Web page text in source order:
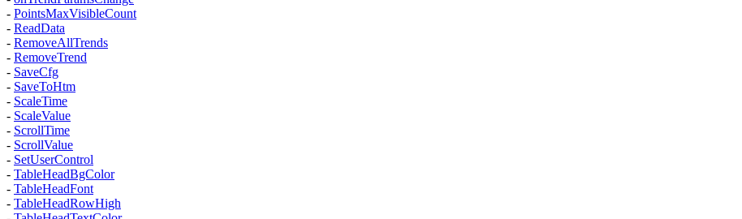
- PointsMaxVisibleCount
- ReadData
- RemoveAllTrends
- RemoveTrend
- SaveCfg
- SaveToHtm
- ScaleTime
- ScaleValue
- ScrollTime
- ScrollValue
- SetUserControl
- TableHeadBgColor
- TableHeadFont
- TableHeadRowHigh